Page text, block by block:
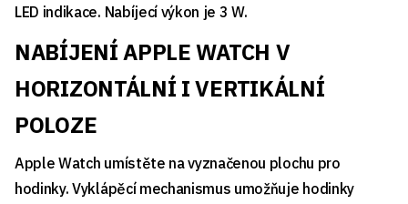
LED indikace. Nabíjecí výkon je 3 W.
NABÍJENÍ APPLE WATCH V
HORIZONTÁLNÍ I VERTIKÁLNÍ
POLOZE
Apple Watch umístěte na vyznačenou plochu pro
hodinky. Vyklápěcí mechanismus umožňuje hodinky